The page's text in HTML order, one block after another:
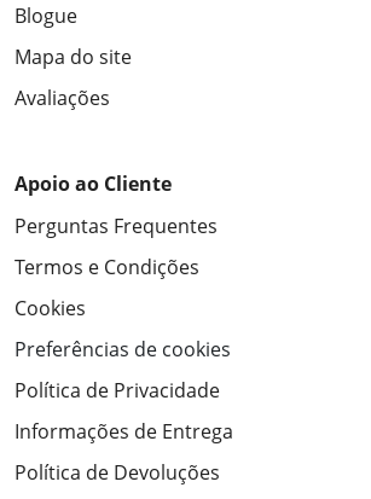
Blogue
Mapa do site
Avaliações
Apoio ao Cliente
Perguntas Frequentes
Termos e Condições
Cookies
Preferências de cookies
Política de Privacidade
Informações de Entrega
Política de Devoluções